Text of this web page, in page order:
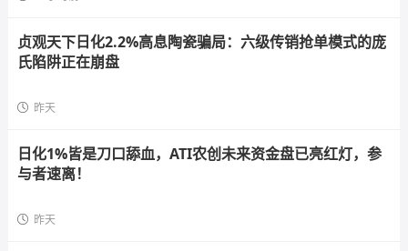
贞观天下日化2.2%高息陶瓷骗局：六级传销抢单模式的庞
氏陷阱正在崩盘
昨天
日化1%皆是刀口舔血，ATI农创未来资金盘已亮红灯，参
与者速离！
昨天